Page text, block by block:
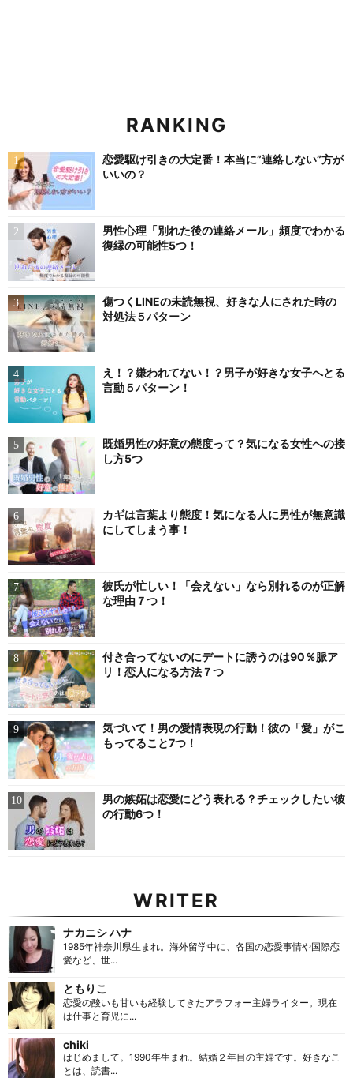
RANKING
恋愛駆け引きの大定番！本当に”連絡しない”方が
いいの？
男性心理「別れた後の連絡メール」頻度でわかる
復縁の可能性5つ！
傷つくLINEの未読無視、好きな人にされた時の
対処法５パターン
え！？嫌われてない！？男子が好きな女子へとる
言動５パターン！
既婚男性の好意の態度って？気になる女性への接
し方5つ
カギは言葉より態度！気になる人に男性が無意識
にしてしまう事！
彼氏が忙しい！「会えない」なら別れるのが正解
な理由７つ！
付き合ってないのにデートに誘うのは90％脈ア
リ！恋人になる方法７つ
気づいて！男の愛情表現の行動！彼の「愛」がこ
もってること7つ！
男の嫉妬は恋愛にどう表れる？チェックしたい彼
の行動6つ！
WRITER
ナカニシ ハナ
1985年神奈川県生まれ。海外留学中に、各国の恋愛事情や国際恋
愛など、世...
ともりこ
恋愛の酸いも甘いも経験してきたアラフォー主婦ライター。現在
は仕事と育児に...
chiki
はじめまして。1990年生まれ。結婚２年目の主婦です。好きなこ
とは、読書...